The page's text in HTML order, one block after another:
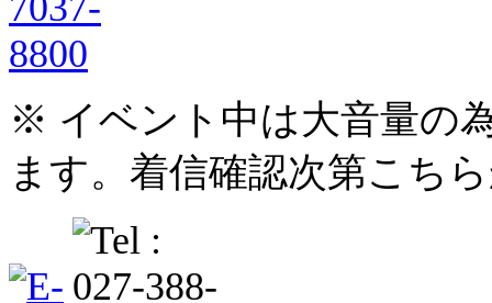
※ イベント中は大音量の
ます。着信確認次第こち